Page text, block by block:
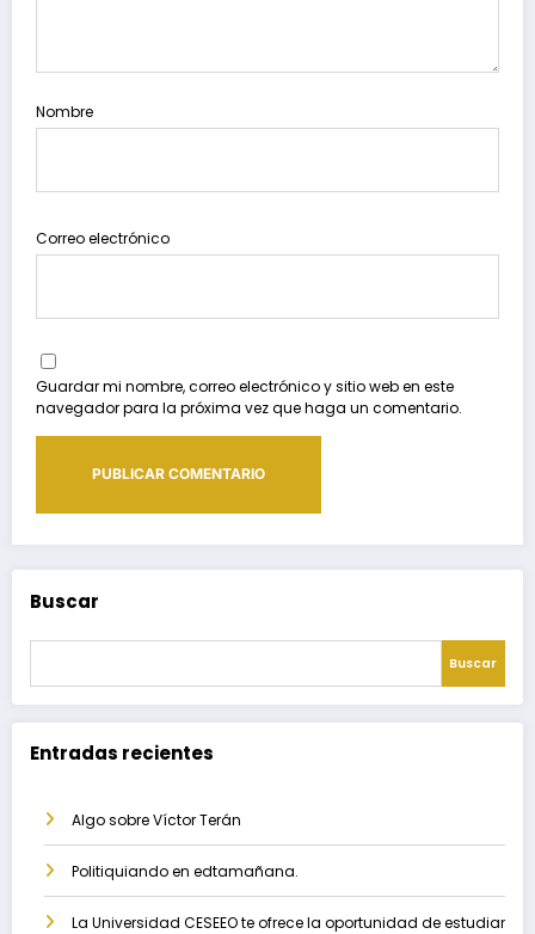
Nombre
Correo electrónico
Guardar mi nombre, correo electrónico y sitio web en este
navegador para la próxima vez que haga un comentario.
Buscar
Buscar
Entradas recientes
Algo sobre Víctor Terán
Politiquiando en edtamañana.
La Universidad CESEEO te ofrece la oportunidad de estudiar